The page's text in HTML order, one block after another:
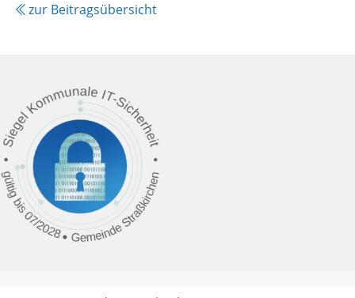
zur Beitragsübersicht